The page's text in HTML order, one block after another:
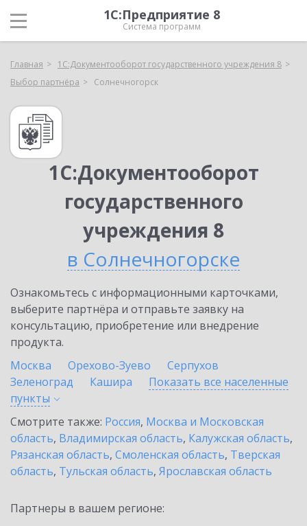
1С:Предприятие 8
Система программ
Главная
1С:Документооборот государственного учреждения 8
Выбор партнёра
Солнечногорск
1С:Документооборот
государственного
учреждения 8
в Солнечногорске
Ознакомьтесь с информационными карточками,
выберите партнёра и отправьте заявку на
консультацию, приобретение или внедрение
продукта.
Москва
Орехово-Зуево
Серпухов
Зеленоград
Кашира
Показать все населенные
пункты
Смотрите также: Россия, Москва и Московская
область, Владимирская область, Калужская область,
Рязанская область, Смоленская область, Тверская
область, Тульская область, Ярославская область
Партнеры в вашем регионе: